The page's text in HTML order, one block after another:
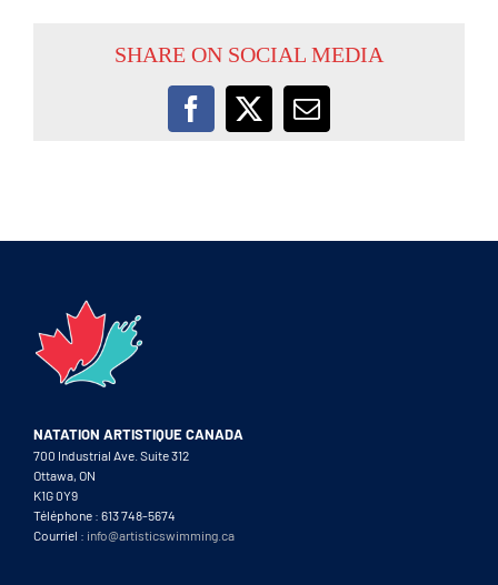
SHARE ON SOCIAL MEDIA
Facebook
X Email
NATATION ARTISTIQUE CANADA
700 Industrial Ave. Suite 312
Ottawa, ON
K1G 0Y9
Téléphone : 613 748-5674
Courriel : info@artisticswimming.ca